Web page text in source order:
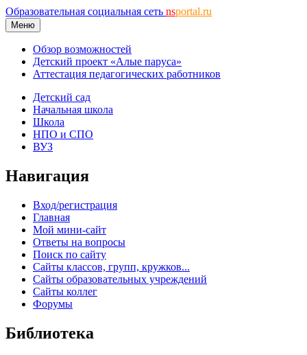
Образовательная социальная сеть nsportal.ru
Меню
Обзор возможностей
Детский проект «Алые паруса»
Аттестация педагогических работников
Детский сад
Начальная школа
Школа
НПО и СПО
ВУЗ
Навигация
Вход/регистрация
Главная
Мой мини-сайт
Ответы на вопросы
Поиск по сайту
Сайты классов, групп, кружков...
Сайты образовательных учреждений
Сайты коллег
Форумы
Библиотека